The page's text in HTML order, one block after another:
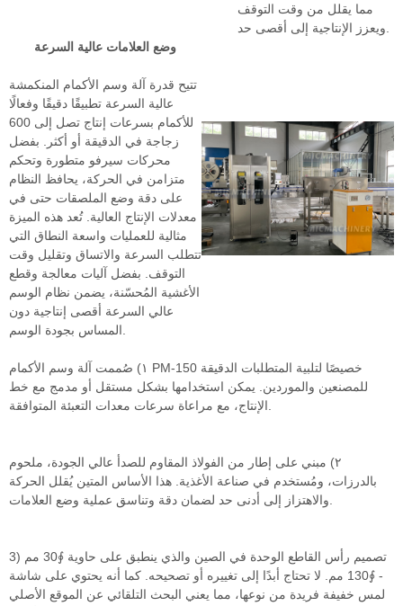
مما يقلل من وقت التوقف
وضع العلامات عالية السرعة
تتيح قدرة آلة وسم الأكمام المنكمشة
عالية السرعة تطبيقًا دقيقًا وفعالًا
للأكمام بسرعات إنتاج تصل إلى 600
زجاجة في الدقيقة أو أكثر. بفضل
محركات سيرفو متطورة وتحكم
متزامن في الحركة، يحافظ النظام
على دقة وضع الملصقات حتى في
معدلات الإنتاج العالية. تُعد هذه الميزة
مثالية للعمليات واسعة النطاق التي
تتطلب السرعة والاتساق وتقليل وقت
التوقف. بفضل آليات معالجة وقطع
الأغشية المُحسّنة، يضمن نظام الوسم
عالي السرعة أقصى إنتاجية دون
١) صُممت آلة وسم الأكمام PM-150 خصيصًا لتلبية المتطلبات الدقيقة
للمصنعين والموردين. يمكن استخدامها بشكل مستقل أو مدمج مع خط
٢) مبني على إطار من الفولاذ المقاوم للصدأ عالي الجودة، ملحوم
بالدرزات، ومُستخدم في صناعة الأغذية. هذا الأساس المتين يُقلل الحركة
3) تصميم رأس القاطع الوحدة في الصين والذي ينطبق على حاوية ∮30 مم
- ∮130 مم. لا تحتاج أبدًا إلى تغييره أو تصحيحه. كما أنه يحتوي على شاشة
لمس خفيفة فريدة من نوعها، مما يعني البحث التلقائي عن الموقع الأصلي